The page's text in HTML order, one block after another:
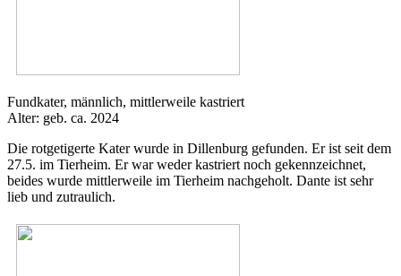
Fundkater, männlich, mittlerweile kastriert
Alter: geb. ca. 2024
Die rotgetigerte Kater wurde in Dillenburg gefunden. Er ist seit dem
27.5. im Tierheim. Er war weder kastriert noch gekennzeichnet,
beides wurde mittlerweile im Tierheim nachgeholt. Dante ist sehr
lieb und zutraulich.